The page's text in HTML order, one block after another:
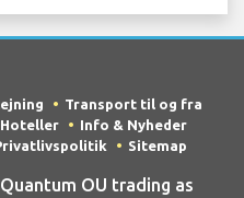
Transport til og fra
Hoteller
Info & Nyheder
Sitemap
OU trading as